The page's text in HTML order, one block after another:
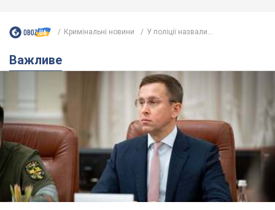
Кримінальні новини У поліції назвали...
Важливе